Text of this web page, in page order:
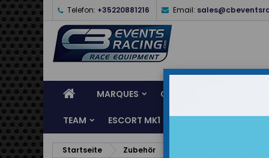
Telefon: +35220881216 Email:
MARQUES CASQUES
TEAM ESCORT MK1
Startseite Zubehör